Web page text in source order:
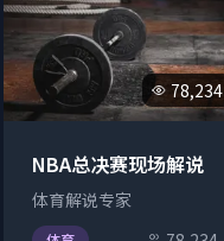
78,234
NBA总决赛现场解说
体育解说专家